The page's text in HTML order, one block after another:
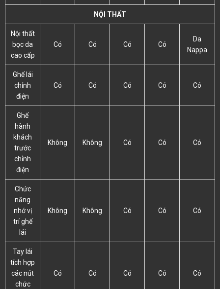
NỘI THẤT
Nội thất
bọc da
cao cấp
Có Có Có Có
Da
Nappa
Ghế lái
chỉnh
điện
Có Có Có Có Có
Ghế
hành
khách
trước
chỉnh
điện
Không Không Có Có Có
Chức
năng
nhớ vị
trí ghế
lái
Không Không Có Có Có
Tay lái
tích hợp
các nút
chức
Có Có Có Có Có